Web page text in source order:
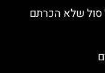
סול שלא הכרתם